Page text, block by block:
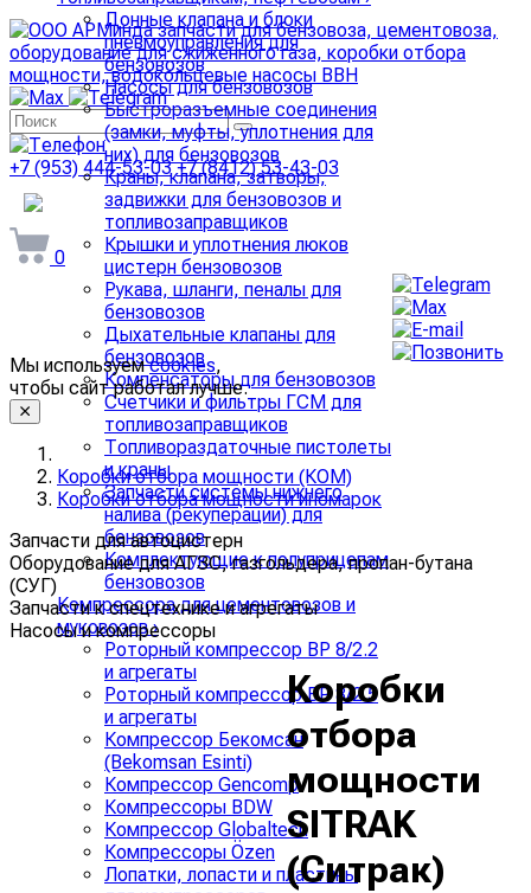
+7 (953) 444-53-03 +7 (8412) 53-43-03
arminda58@mail.ru
0
Донные клапана и блоки
пневмоуправления для
бензовозов
Насосы для бензовозов
Быстроразъемные соединения
(замки, муфты, уплотнения для
них) для бензовозов
Краны, клапана, затворы,
задвижки для бензовозов и
топливозаправщиков
Крышки и уплотнения люков
цистерн бензовозов
Рукава, шланги, пеналы для
бензовозов
Дыхательные клапаны для
бензовозов
Компенсаторы для бензовозов
Счетчики и фильтры ГСМ для
топливозаправщиков
Топливораздаточные пистолеты
и краны
Запчасти системы нижнего
налива (рекуперации) для
бензовозов
Комплектующие к полуприцепам
бензовозов
Компрессора для цементовозов и
муковозов›
Роторный компрессор ВР 8/2.2
и агрегаты
Роторный компрессор ВР 8/2.5
и агрегаты
Компрессор Бекомсан
(Bekomsan Esinti)
Компрессор Gencomp
Компрессоры BDW
Компрессор Globaltech
Компрессоры Özen
Лопатки, лопасти и пластины
Мы используемcookies,
чтобы сайт работал лучше.
Коробки отбора мощности (КОМ)
Коробки отбора мощности иномарок
Запчасти для автоцистерн
Оборудование для АГЗС, газгольдера, пропан-бутана
(СУГ)
Запчасти к спецтехнике и агрегаты
Насосы и компрессоры
Коробки
отбора
мощности
SITRAK
(Ситрак)